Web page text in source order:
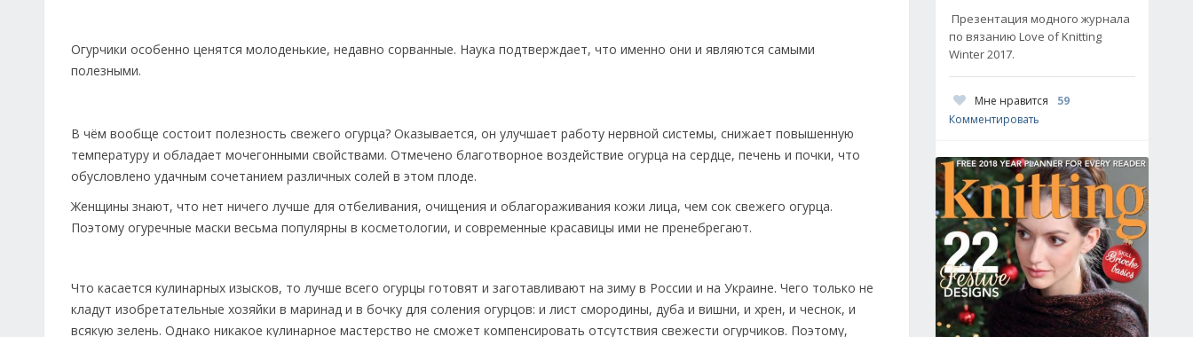
Огурчики особенно ценятся молоденькие, недавно сорванные. Наука подтверждает, что именно они и являются самыми
полезными.
В чём вообще состоит полезность свежего огурца? Оказывается, он улучшает работу нервной системы, снижает повышенную
температуру и обладает мочегонными свойствами. Отмечено благотворное воздействие огурца на сердце, печень и почки, что
обусловлено удачным сочетанием различных солей в этом плоде.
Женщины знают, что нет ничего лучше для отбеливания, очищения и облагораживания кожи лица, чем сок свежего огурца.
Поэтому огуречные маски весьма популярны в косметологии, и современные красавицы ими не пренебрегают.
Что касается кулинарных изысков, то лучше всего огурцы готовят и заготавливают на зиму в России и на Украине. Чего только не
кладут изобретательные хозяйки в маринад и в бочку для соления огурцов: и лист смородины, дуба и вишни, и хрен, и чеснок, и
всякую зелень. Однако никакое кулинарное мастерство не сможет компенсировать отсутствия свежести огурчиков. Поэтому,
Презентация модного журнала
по вязанию Love of Knitting
Winter 2017.
Мне нравится
59
Комментировать